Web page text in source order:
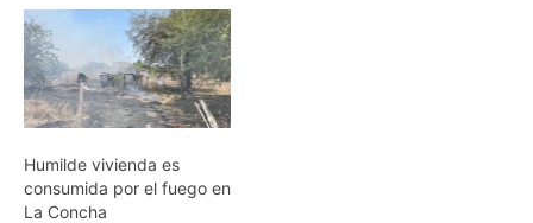
Humilde vivienda es
consumida por el fuego en
La Concha